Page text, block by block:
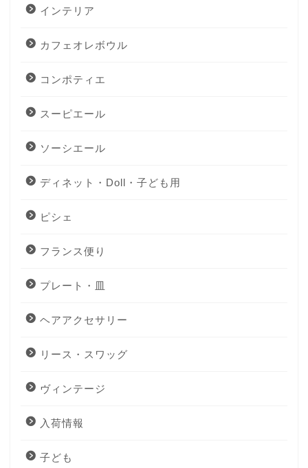
インテリア
カフェオレボウル
コンポティエ
スーピエール
ソーシエール
ディネット・Doll・子ども用
ピシェ
フランス便り
プレート・皿
ヘアアクセサリー
リース・スワッグ
ヴィンテージ
入荷情報
子ども